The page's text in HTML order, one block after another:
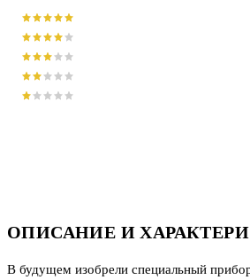
ОПИСАНИЕ И
В будущем изобрели специальный